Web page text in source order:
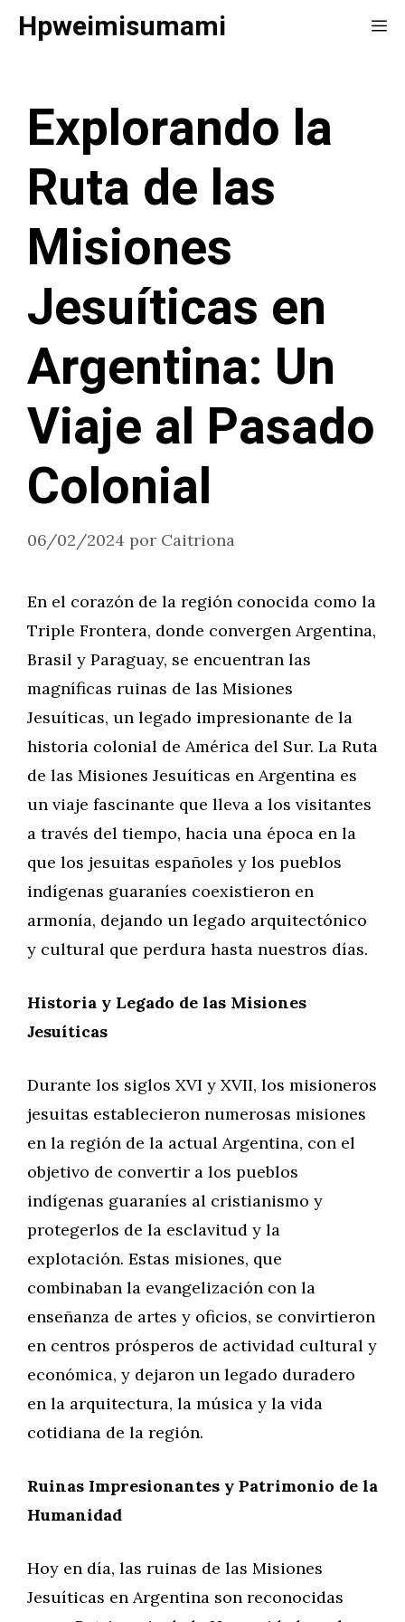
SaltarHpweimisumami
Explorando la
Ruta de las
Misiones
Jesuíticas en
Argentina: Un
Viaje al Pasado
Colonial
06/02/2024 por Caitriona
En el corazón de la región conocida como la
Triple Frontera, donde convergen Argentina,
Brasil y Paraguay, se encuentran las
magníficas ruinas de las Misiones
Jesuíticas, un legado impresionante de la
historia colonial de América del Sur. La Ruta
de las Misiones Jesuíticas en Argentina es
un viaje fascinante que lleva a los visitantes
a través del tiempo, hacia una época en la
que los jesuitas españoles y los pueblos
indígenas guaraníes coexistieron en
armonía, dejando un legado arquitectónico
y cultural que perdura hasta nuestros días.
Historia y Legado de las Misiones
Jesuíticas
Durante los siglos XVI y XVII, los misioneros
jesuitas establecieron numerosas misiones
en la región de la actual Argentina, con el
objetivo de convertir a los pueblos
indígenas guaraníes al cristianismo y
protegerlos de la esclavitud y la
explotación. Estas misiones, que
combinaban la evangelización con la
enseñanza de artes y oficios, se convirtieron
en centros prósperos de actividad cultural y
económica, y dejaron un legado duradero
en la arquitectura, la música y la vida
cotidiana de la región.
Ruinas Impresionantes y Patrimonio de la
Humanidad
Hoy en día, las ruinas de las Misiones
Jesuíticas en Argentina son reconocidas